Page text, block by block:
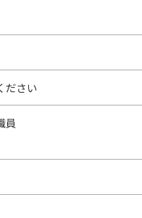
ださい
員